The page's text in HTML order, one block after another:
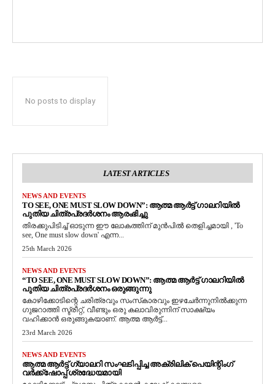
No posts to display
LATEST ARTICLES
NEWS AND EVENTS
TO SEE, ONE MUST SLOW DOWN”: ആത്മ ആർട്ട് ഗാലറിയിൽ
പുതിയ ചിത്രപ്രദർശനം ആരംഭിച്ചു
തിരക്കുപിടിച്ച് ഓടുന്ന ഈ ലോകത്തിന് മുൻപിൽ തെളിച്ചമായി , 'To
see, One must slow down' എന്ന...
25th March 2026
NEWS AND EVENTS
“TO SEE, ONE MUST SLOW DOWN”: ആത്മ ആർട്ട് ഗാലറിയിൽ
പുതിയ ചിത്രപ്രദർശനം ഒരുങ്ങുന്നു
കോഴിക്കോടിന്റെ ചരിത്രവും സംസ്‌കാരവും ഇഴചേർന്നുനിൽക്കുന്ന
ഗുജറാത്തി സ്ട്രീറ്റ്, വീണ്ടും ഒരു കലാവിരുന്നിന് സാക്ഷ്യം
വഹിക്കാൻ ഒരുങ്ങുകയാണ്. ആത്മ ആർട്ട്...
23rd March 2026
NEWS AND EVENTS
ആത്മ ആർട്ട് ഗ്യാലറി സംഘടിപ്പിച്ച അക്രിലിക് പെയിന്റിംഗ്
വർക്ക്‌ഷോപ്പ് ശ്രദ്ധേയമായി